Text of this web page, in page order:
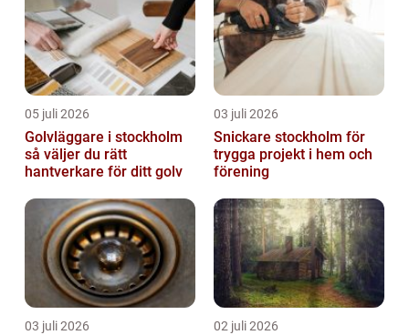
05 juli 2026
Golvläggare i stockholm
så väljer du rätt
hantverkare för ditt golv
03 juli 2026
Snickare stockholm för
trygga projekt i hem och
förening
03 juli 2026 02 juli 2026